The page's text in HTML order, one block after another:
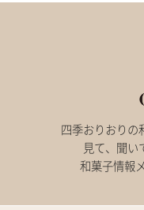
四季おりおりの
見て、聞い
和菓子情報